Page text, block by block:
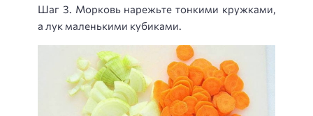
Шаг 3. Морковь нарежьте тонкими кружками,
а лук маленькими кубиками.